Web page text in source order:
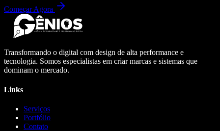
Começar Agora
Transformando o digital com design de alta performance e
tecnologia. Somos especialistas em criar marcas e sistemas que
dominam o mercado.
Links
Serviços
Portfólio
Contato